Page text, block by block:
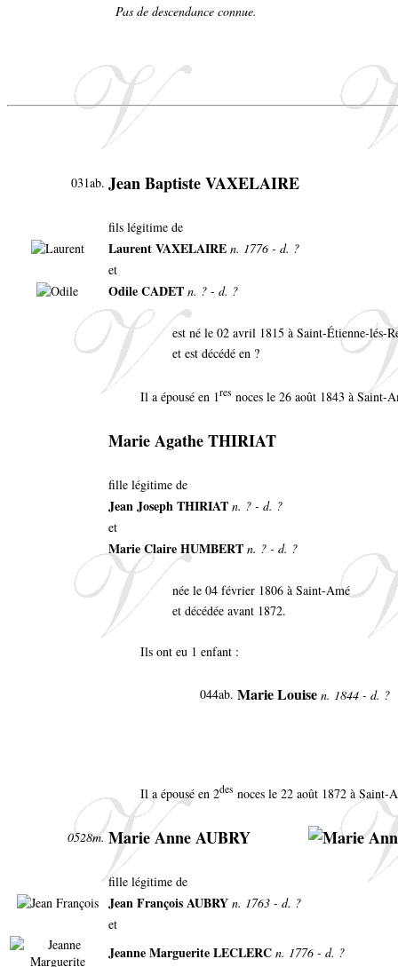
Pas de descendance connue.
031ab. Jean Baptiste VAXELAIRE
fils légitime de
Laurent VAXELAIRE n. 1776 - d. ?
et
Odile CADET n. ? - d. ?
est né le 02 avril 1815 à Saint-Étienne-lés-
et est décédé en ?
Il a épousé en 1res noces le 26 août 1843 à Saint-
Marie Agathe THIRIAT
fille légitime de
Jean Joseph THIRIAT n. ? - d. ?
et
Marie Claire HUMBERT n. ? - d. ?
née le 04 février 1806 à Saint-Amé
et décédée avant 1872.
Ils ont eu 1 enfant :
044ab. Marie Louise n. 1844 - d. ?
Il a épousé en 2des noces le 22 août 1872 à Saint-
0528m. Marie Anne AUBRY
fille légitime de
Jean François AUBRY n. 1763 - d. ?
et
Jeanne Marguerite LECLERC n. 1776 - d. ?